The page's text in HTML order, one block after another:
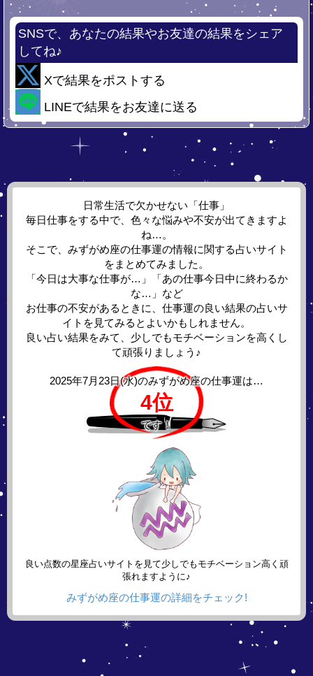
SNSで、あなたの結果やお友達の結果をシェア
してね♪
Xで結果をポストする
LINEで結果をお友達に送る
日常生活で欠かせない「仕事」
毎日仕事をする中で、色々な悩みや不安が出てきますよ
ね…。
そこで、みずがめ座の仕事運の情報に関する占いサイト
をまとめてみました。
「今日は大事な仕事が…」「あの仕事今日中に終わるか
な…」など
お仕事の不安があるときに、仕事運の良い結果の占いサ
イトを見てみるとよいかもしれません。
良い占い結果をみて、少しでもモチベーションを高くし
て頑張りましょう♪
2025年7月23日(水)のみずがめ座の仕事運は…
4位
です！
良い点数の星座占いサイトを見て少しでもモチベーション高く頑
張れますように♪
みずがめ座の仕事運の詳細をチェック!